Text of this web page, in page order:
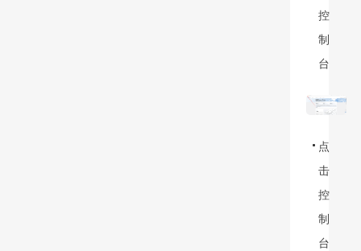
控
制
台
点
击
控
制
台